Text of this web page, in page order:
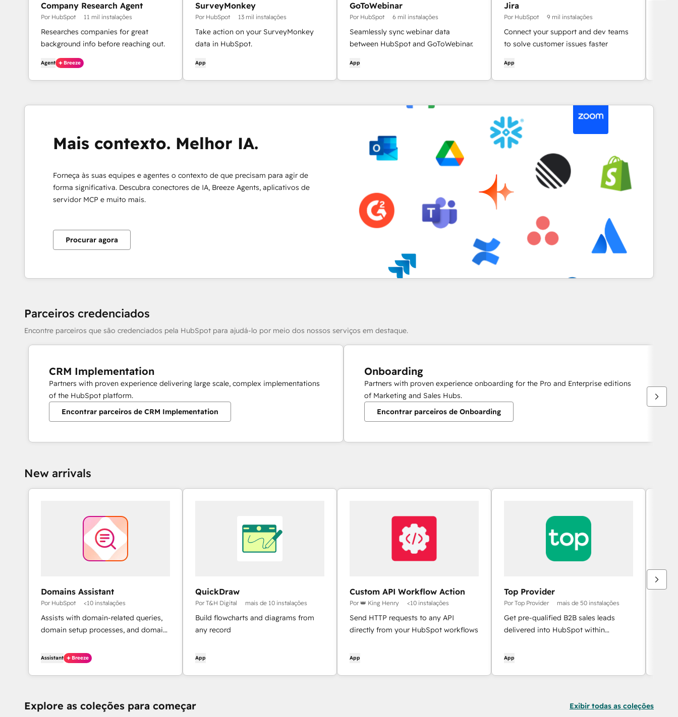
Company Research Agent
Por HubSpot 11 mil instalações
Researches companies for great
background info before reaching out.
Agent Breeze
SurveyMonkey
Por HubSpot 13 mil instalações
Take action on your SurveyMonkey
data in HubSpot.
App
GoToWebinar
Por HubSpot 6 mil instalações
Seamlessly sync webinar data
between HubSpot and GoToWebinar.
App
Jira
Por HubSpot 9 mil instalações
Connect your support and dev teams
to solve customer issues faster
App
Mais contexto. Melhor IA.
Forneça às suas equipes e agentes o contexto de que precisam para agir de
forma significativa. Descubra conectores de IA, Breeze Agents, aplicativos de
servidor MCP e muito mais.
Procurar agora
Parceiros credenciados
Encontre parceiros que são credenciados pela HubSpot para ajudá-lo por meio dos nossos serviços em destaque.
CRM Implementation
Partners with proven experience delivering large scale, complex implementations
of the HubSpot platform.
Encontrar parceiros de CRM Implementation
Onboarding
Partners with proven experience onboarding for the Pro and Enterprise editions
of Marketing and Sales Hubs.
Encontrar parceiros de Onboarding
New arrivals
Domains Assistant
Por HubSpot <10 instalações
Assists with domain-related queries,
domain setup processes, and domain
Assistant Breeze
QuickDraw
Por T&H Digital mais de 10 instalações
Build flowcharts and diagrams from
any record
App
Custom API Workflow Action
Por 👑 King Henry <10 instalações
Send HTTP requests to any API
directly from your HubSpot workflows
App
Top Provider
Por Top Provider mais de 50 instalações
Get pre-qualified B2B sales leads
delivered into HubSpot within
the contact timeline.
App
Echo
Explore as coleções para começar Exibir todas as coleções